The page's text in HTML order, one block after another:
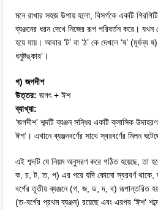
মনে রাখার সহজ উপায় হলো, বিসর্গকে একটি
ব্যঞ্জনের ধরন দেখে নিজের রূপ পরিবর্তন করে। যখন
হয়ে যায়। আবার ‘ট’ বা ‘ঠ’ কে দেখলে ‘ষ’
ধনুষ্টঙ্কার’।
গ) জগদীশ
উত্তর: জগৎ + ঈশ
ব্যাখ্যা:
‘জগদীশ’ শব্দটি ব্যঞ্জন সন্ধির একটি ক্লাসিক
ঈশ’। এখানে ব্যঞ্জনবর্ণের সাথে স্বরবর্ণের মিলন
এই শব্দটি যে নিয়ম অনুসরণ করে গঠিত হয়েছে, তা
ক, চ, ট, ত, প) এর পরে যদি কোনো স্বরবর্ণ থাকে,
বর্গের তৃতীয় ব্যঞ্জনে (গ, জ, ড, দ, ব) রূপান্তরিত
(ত-বর্গের প্রথম ব্যঞ্জন) রয়েছে এবং এরপর ‘ঈশ’